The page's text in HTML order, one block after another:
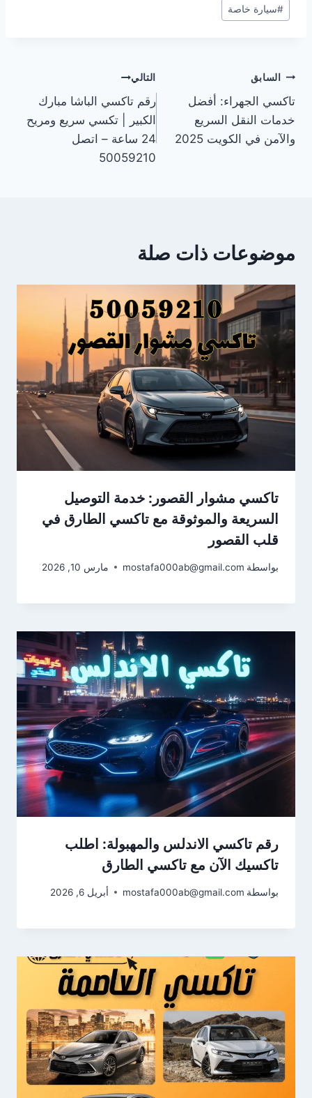
#سيارة خاصة
تصفّح
المقالات
السابق
تاكسي الجهراء: أفضل
خدمات النقل السريع
والآمن في الكويت 2025
التالي
رقم تاكسي الباشا مبارك
الكبير | تكسي سريع ومريح
24 ساعة – اتصل
50059210
موضوعات ذات صلة
تاكسي مشوار القصور: خدمة التوصيل
السريعة والموثوقة مع تاكسي الطارق في
قلب القصور
بواسطة mostafa000ab@gmail.com مارس 10, 2026
رقم تاكسي الاندلس والمهبولة: اطلب
تاكسيك الآن مع تاكسي الطارق
بواسطة mostafa000ab@gmail.com أبريل 6, 2026